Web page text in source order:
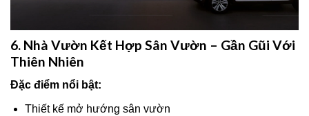
6. Nhà Vườn Kết Hợp Sân Vườn – Gần Gũi Với
Thiên Nhiên
Đặc điểm nổi bật:
Thiết kế mở hướng sân vườn